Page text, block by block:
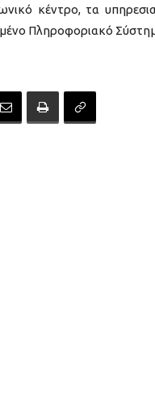
κέντρο, τα
Πληροφοριακό